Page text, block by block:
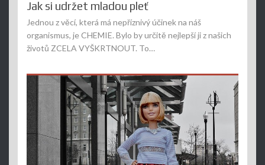
Jak si udržet mladou pleť
Jednou z věcí, která má nepříznivý účinek na náš
organismus, je CHEMIE. Bylo by určitě nejlepší ji z našich
životů ZCELA VYŠKRTNOUT. To…